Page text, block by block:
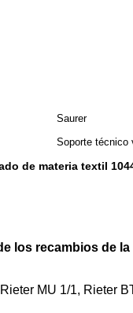
Saurer
Soporte técnico
de materia textil
los recambios de
MU 1/1, Rieter